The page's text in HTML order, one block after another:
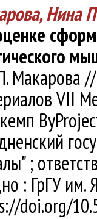
Нина
Макарова
VII
;
: ГрГУ им.
doi.org/